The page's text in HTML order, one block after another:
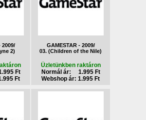
2009/
2)
Ft
Ft
GAMESTAR - 2009/
03. (Children of the Nile)
Üzletünkben raktáron
Normál ár: 1.995 Ft
Webshop ár: 1.995 Ft